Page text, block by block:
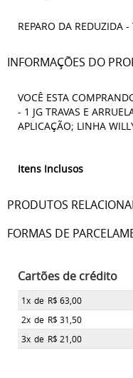
REPARO DA REDUZIDA -
INFORMAÇÕES DO
VOCÊ ESTA
- 1 JG TRAVAS E
APLICAÇÃO; LINHA
Itens Inclusos
PRODUTOS
FORMAS DE
Cartões de crédito
1x de R$ 63,00
2x de R$ 31,50
3x de R$ 21,00